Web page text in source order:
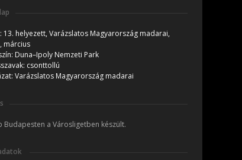
13. helyezett, Varázslatos Magyarország madarai,
március
Duna–Ipoly Nemzeti Park
csonttollú
Varázslatos Magyarország madarai
Budapesten a Városligetben készült.